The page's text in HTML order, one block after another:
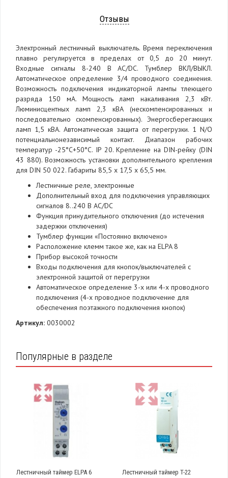
Отзывы
Электронный лестничный выключатель. Время переключения
плавно регулируется в пределах от 0,5 до 20 минут.
Входные сигналы 8-240 В AC/DC. Тумблер ВКЛ/ВЫКЛ.
Автоматическое определение 3/4 проводного соединения.
Возможность подключения индикаторной лампы тлеющего
разряда 150 мА. Мощность ламп накаливания 2,3 кВт.
Люминисцентных ламп 2,3 кВА (нескомпенсированных и
последовательно скомпенсированных). Энергосберегающих
ламп 1,5 кВА. Автоматическая защита от перегрузки. 1 N/O
потенциальнонезависимый контакт. Диапазон рабочих
температур -25°С+50°С. IP 20. Крепление на DIN-рейку (DIN
43 880). Возможность установки дополнительного крепления
для DIN 50 022. Габариты 85,5 х 17,5 х 65,5 мм.
Лестничные реле, электронные
Дополнительный вход для подключения управляющих
сигналов 8..240 В AC/DC
Функция принудительного отключения (до истечения
задержки отключения)
Тумблер функции «Постоянно включено»
Расположение клемм такое же, как на ELPA 8
Прибор высокой точности
Входы подключения для кнопок/выключателей с
электронной защитой от перегрузки
Автоматическое определение 3-х или 4-х проводного
подключения (4-х проводное подключение для
обеспечения поэтажного подключения кнопок)
Артикул: 0030002
Популярные в разделе
Лестничный таймер ELPA 6 Лестничный таймер T-22